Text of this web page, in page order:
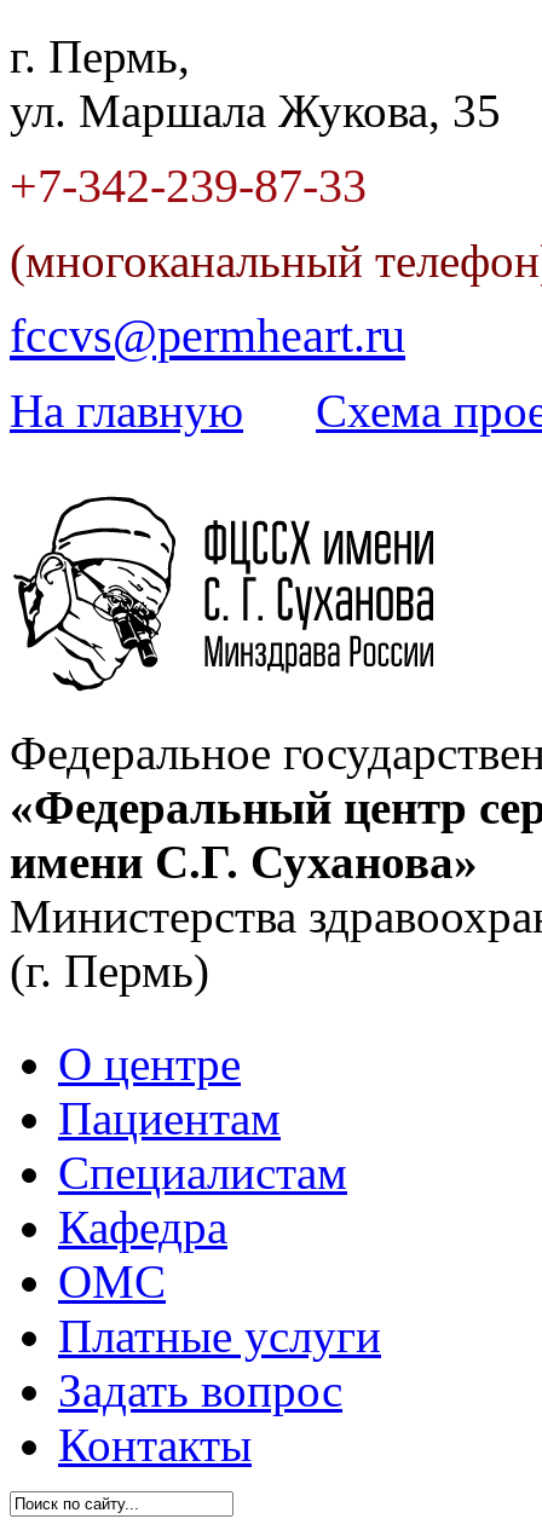
г. Пермь,
ул. Маршала Жукова, 35
+7-342-239-87-33
(многоканальный
fccvs@permheart.ru
На главную Cхема
Федеральное
«Федеральный центр
имени С.Г. Суханова»
Министерства
(г. Пермь)
О центре
Пациентам
Специалистам
Кафедра
ОМС
Платные услуги
Задать вопрос
Контакты